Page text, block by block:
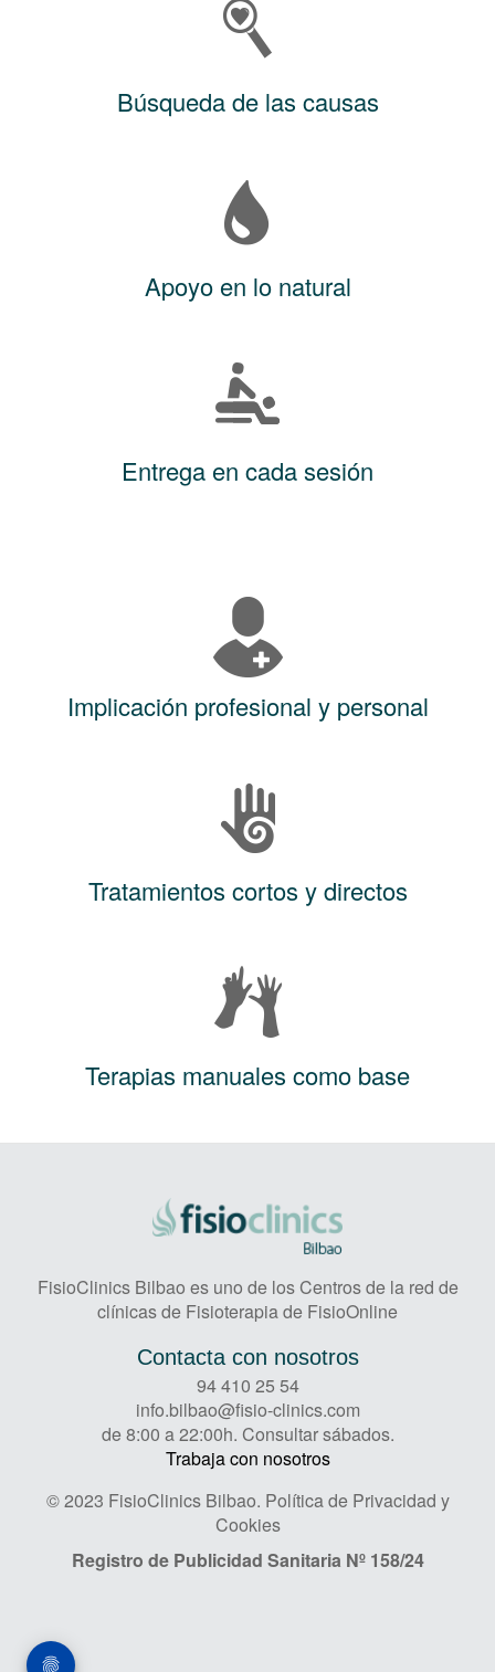
Búsqueda de las causas
Apoyo en lo natural
Entrega en cada sesión
Implicación profesional y personal
Tratamientos cortos y directos
Terapias manuales como base
FisioClinics Bilbao es uno de los Centros de la red de
clínicas de Fisioterapia de FisioOnline
Contacta con nosotros
94 410 25 54
info.bilbao@fisio-clinics.com
de 8:00 a 22:00h. Consultar sábados.
Trabaja con nosotros
© 2023 FisioClinics Bilbao. Política de Privacidad y
Cookies
Registro de Publicidad Sanitaria Nº 158/24